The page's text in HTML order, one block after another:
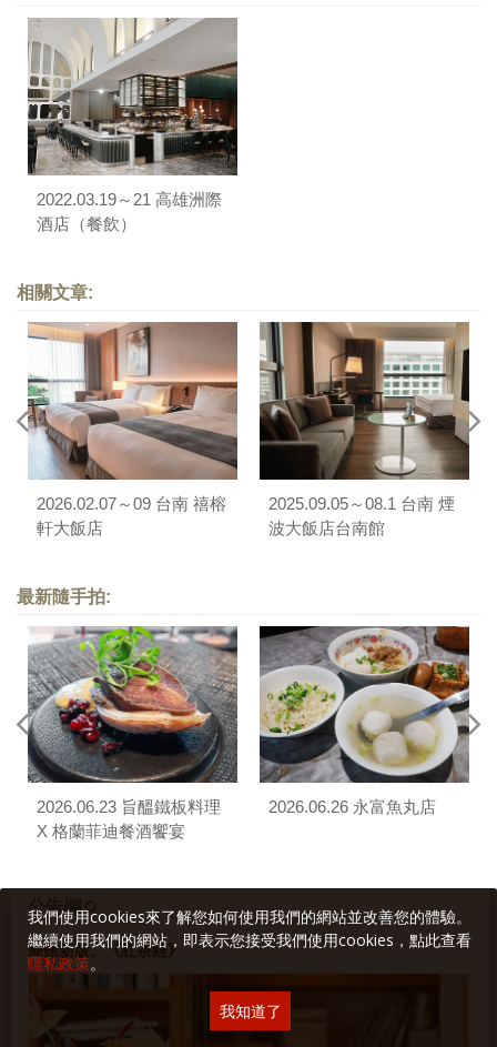
2022.03.19～21 高雄洲際
酒店（餐飲）
相關文章:
2026.02.07～09 台南 禧榕
軒大飯店
2025.09.05～08.1 台南 煙
波大飯店台南館
最新隨手拍:
2026.06.23 旨醞鐵板料理
X 格蘭菲迪餐酒饗宴
2026.06.26 永富魚丸店
公告欄
簡體新版。《紅茶經》
我們使用cookies來了解您如何使用我們的網站並改善您的體驗。
繼續使用我們的網站，即表示您接受我們使用cookies，點此查看
隱私政策。
我知道了